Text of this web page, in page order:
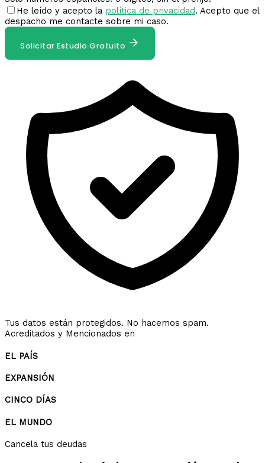
He leído y acepto la política de privacidad. Acepto que el
despacho me contacte sobre mi caso.
Solicitar Estudio Gratuito
Tus datos están protegidos. No hacemos spam.
Acreditados y Mencionados en
EL PAÍS
EXPANSIÓN
CINCO DÍAS
EL MUNDO
Cancela tus deudas